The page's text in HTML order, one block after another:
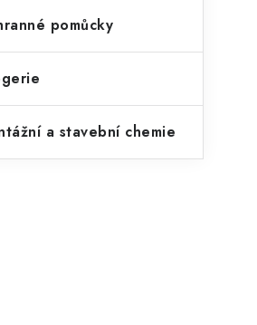
pomůcky
a stavební chemie